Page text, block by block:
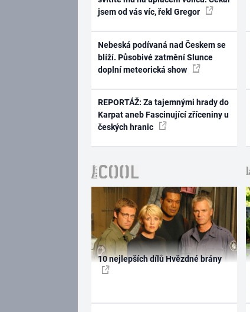
jsem od vás víc, řekl Gregor
Nebeská podívaná nad Českem se
blíží. Působivé zatmění Slunce
doplní meteorická show
REPORTÁŽ: Za tajemnými hrady do
Karpat aneb Fascinující zříceniny u
českých hranic
10 nejlepších dílů Hvězdné brány